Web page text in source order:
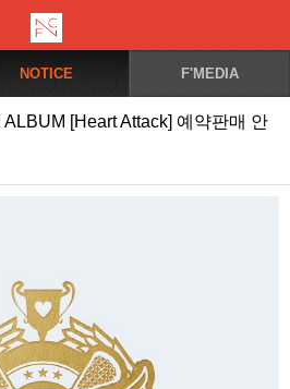
NOTICE F'MEDIA
[Heart Attack] 예약판매 안